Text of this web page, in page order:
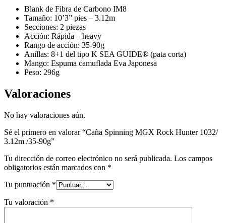
Blank de Fibra de Carbono IM8
Tamaño: 10’3” pies – 3.12m
Secciones: 2 piezas
Acción: Rápida – heavy
Rango de acción: 35-90g
Anillas: 8+1 del tipo K SEA GUIDE® (pata corta)
Mango: Espuma camuflada Eva Japonesa
Peso: 296g
Valoraciones
No hay valoraciones aún.
Sé el primero en valorar “Caña Spinning MGX Rock Hunter 1032/
3.12m /35-90g”
Tu dirección de correo electrónico no será publicada. Los campos
obligatorios están marcados con *
Tu puntuación *
Tu valoración *